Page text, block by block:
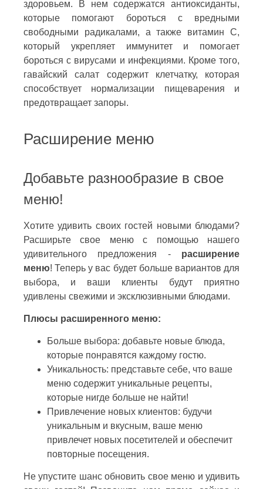
здоровьем. В нем содержатся антиоксиданты,
которые помогают бороться с вредными
свободными радикалами, а также витамин С,
который укрепляет иммунитет и помогает
бороться с вирусами и инфекциями. Кроме того,
гавайский салат содержит клетчатку, которая
способствует нормализации пищеварения и
предотвращает запоры.
Расширение меню
Добавьте разнообразие в свое
меню!
Хотите удивить своих гостей новыми блюдами?
Расширьте свое меню с помощью нашего
удивительного предложения - расширение
меню! Теперь у вас будет больше вариантов для
выбора, и ваши клиенты будут приятно
удивлены свежими и эксклюзивными блюдами.
Плюсы расширенного меню:
Больше выбора: добавьте новые блюда,
которые понравятся каждому гостю.
Уникальность: представьте себе, что ваше
меню содержит уникальные рецепты,
которые нигде больше не найти!
Привлечение новых клиентов: будучи
уникальным и вкусным, ваше меню
привлечет новых посетителей и обеспечит
повторные посещения.
Не упустите шанс обновить свое меню и удивить